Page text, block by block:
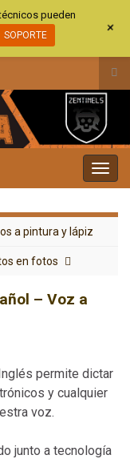
el
la
a pintura y lápiz
en fotos
– Voz a
permite dictar
y cualquier
voz.
junto a tecnología
pueden
SOPORTE +